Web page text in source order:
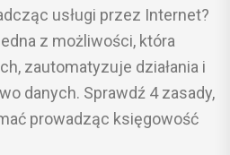
usługi przez Internet?
z możliwości, która
zautomatyzuje działania i
danych. Sprawdź 4 zasady,
prowadząc księgowość